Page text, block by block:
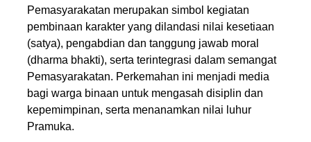
Pemasyarakatan merupakan simbol kegiatan
pembinaan karakter yang dilandasi nilai kesetiaan
(satya), pengabdian dan tanggung jawab moral
(dharma bhakti), serta terintegrasi dalam semangat
Pemasyarakatan. Perkemahan ini menjadi media
bagi warga binaan untuk mengasah disiplin dan
kepemimpinan, serta menanamkan nilai luhur
Pramuka.